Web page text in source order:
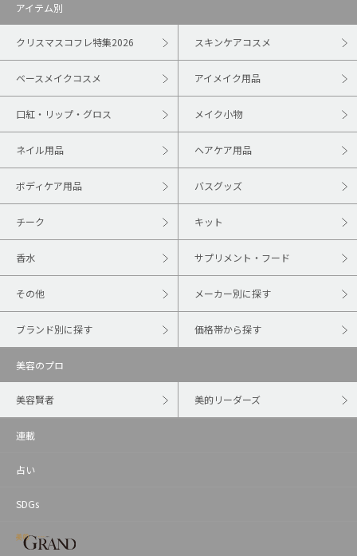
アイテム別
クリスマスコフレ特集2026 スキンケアコスメ
ベースメイクコスメ アイメイク用品
口紅・リップ・グロス メイク小物
ネイル用品 ヘアケア用品
ボディケア用品 バスグッズ
チーク キット
香水 サプリメント・フード
その他 メーカー別に探す
ブランド別に探す 価格帯から探す
美容のプロ
美容賢者 美的リーダーズ
連載
占い
SDGs